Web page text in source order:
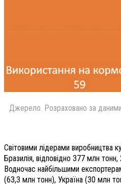
Джерело. Розраховано за даними
Світовими лідерами виробництва
Бразилія, відповідно 377 млн
Водночас найбільшими
(63,3 млн тонн), Україна (30 млн